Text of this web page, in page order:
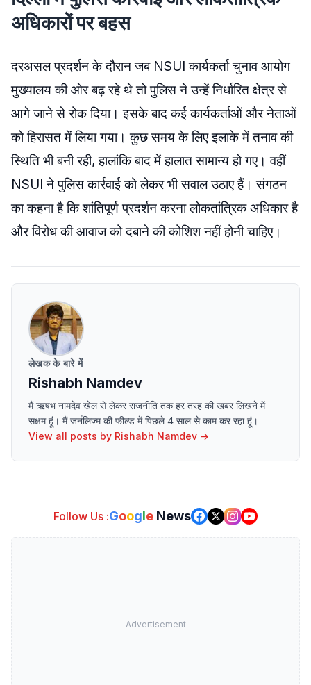
अधिकारों पर बहस
दरअसल प्रदर्शन के दौरान जब NSUI कार्यकर्ता चुनाव आयोग
मुख्यालय की ओर बढ़ रहे थे तो पुलिस ने उन्हें निर्धारित क्षेत्र से
आगे जाने से रोक दिया। इसके बाद कई कार्यकर्ताओं और नेताओं
को हिरासत में लिया गया। कुछ समय के लिए इलाके में तनाव की
स्थिति भी बनी रही, हालांकि बाद में हालात सामान्य हो गए। वहीं
NSUI ने पुलिस कार्रवाई को लेकर भी सवाल उठाए हैं। संगठन
का कहना है कि शांतिपूर्ण प्रदर्शन करना लोकतांत्रिक अधिकार है
और विरोध की आवाज को दबाने की कोशिश नहीं होनी चाहिए।
लेखक के बारे में
Rishabh Namdev
मैं ऋषभ नामदेव खेल से लेकर राजनीति तक हर तरह की खबर लिखने में
सक्षम हूं। मैं जर्नलिज्म की फील्ड में पिछले 4 साल से काम कर रहा हूं।
View all posts by Rishabh Namdev →
Follow Us :Google News
Advertisement